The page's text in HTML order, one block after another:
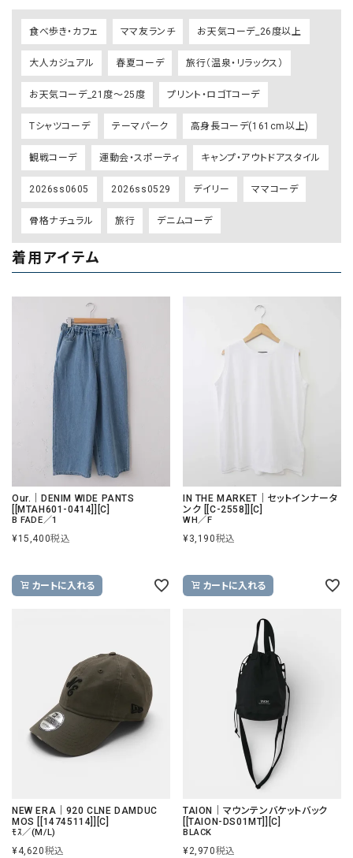
食べ歩き・カフェ ママ友ランチ お天気コーデ_26度以上
大人カジュアル 春夏コーデ 旅行（温泉・リラックス）
お天気コーデ_21度～25度 プリント・ロゴTコーデ
Tシャツコーデ テーマパーク 高身長コーデ(161cm以上)
観戦コーデ 運動会・スポーティ キャンプ・アウトドアスタイル
2026ss0605 2026ss0529 デイリー ママコーデ
骨格ナチュラル 旅行 デニムコーデ
着用アイテム
Our.｜DENIM WIDE PANTS
[[MTAH601-0414]][C]
B FADE／1
¥15,400税込
カートに入れる
IN THE MARKET｜セットインナータ
ンク [[C-2558]][C]
WH／F
¥3,190税込
カートに入れる
NEW ERA｜920 CLNE DAMDUC
MOS [[14745114]][C]
ﾓｽ／(M/L)
¥4,620税込
TAION｜マウンテンバケットバック
[[TAION-DS01MT]][C]
BLACK
¥2,970税込